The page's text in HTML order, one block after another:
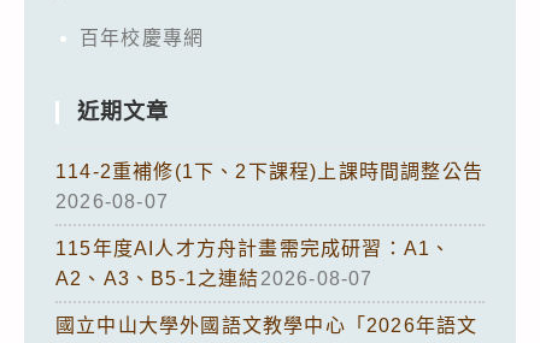
百年校慶專網
近期文章
114-2重補修(1下、2下課程)上課時間調整公告
2026-08-07
115年度AI人才方舟計畫需完成研習：A1、
A2、A3、B5-1之連結2026-08-07
國立中山大學外國語文教學中心「2026年語文